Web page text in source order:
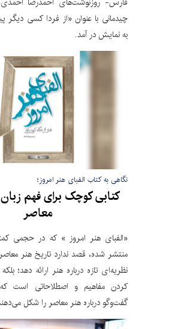
چیدمانی با عنوان «از فردا کسی دیگر
به نمایش در آمد.
نگاهی به کتاب الفبای هنر امروز؛
کتابی کوچک برای فهم
معاصر
«الفبای هنر امروز » که در حجمی
منتشر شده، قصد ندارد تاریخ هنر
نظریه‌ای تازه درباره هنر ارائه دهد؛
کردن مفاهیم و اصطلاحاتی است که
گفت‌وگو درباره هنر معاصر را شکل